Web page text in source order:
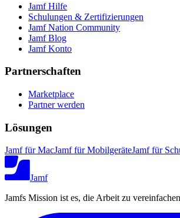
Jamf Hilfe
Schulungen & Zertifizierungen
Jamf Nation Community
Jamf Blog
Jamf Konto
Partnerschaften
Marketplace
Partner werden
Lösungen
Jamf für MacJamf für MobilgeräteJamf für
Jamf
Jamfs Mission ist es, die Arbeit zu